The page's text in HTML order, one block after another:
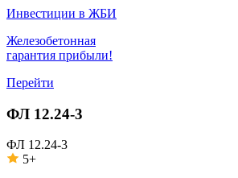
Инвестиции в ЖБИ
Железобетонная
гарантия прибыли!
Перейти
ФЛ 12.24-3
ФЛ 12.24-3
5+